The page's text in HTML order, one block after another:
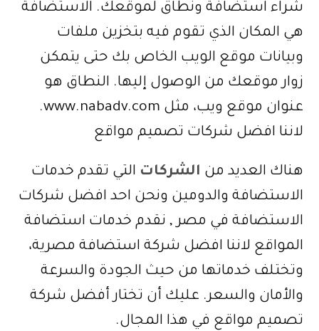
شراء استضافة ونطاق لموقعك. الاستضافة
هي المكان الذي تقوم فيه بتخزين ملفات
وبيانات موقع الويب الخاص بك حتى يتمكن
زوار موقعك من الوصول إليها. النطاق هو
عنوان موقع ويب، مثل www.nabadv.com.
لاننا افضل شركات تصميم مواقع
هناك العديد من الشركات التي تقدم خدمات
الاستضافة والدومين ونحن احد افضل شركات
الاستضافة في مصر , نقدم خدمات استضافة
المواقع لاننا افضل شركة استضافة مصرية،
وتختلف خدماتها من حيث الجودة والسرعة
والأمان والسعر. عليك أن تختار أفضل شركة
تصميم مواقع في هذا المجال.